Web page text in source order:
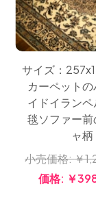
サイズ：
カーペットの
イドイラン
毯ソファー
ャ柄
小売価格:￥
価格: ￥